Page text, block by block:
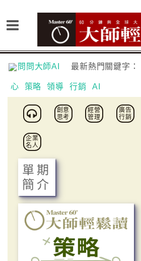
問問大師AI 最新熱門關鍵字：
心 策略 領導 行銷 AI
創意
思考
經營
管理
廣告
行銷
企業
名人
單期
簡介